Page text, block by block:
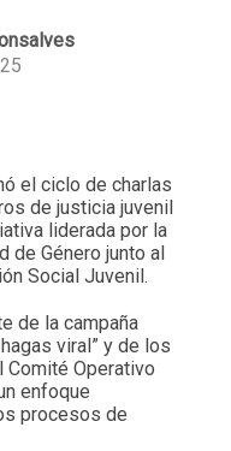
el ciclo de charlas
de justicia juvenil
liderada por la
de Género junto al
Social Juvenil.
de la campaña
viral” y de los
Operativo
enfoque
procesos de